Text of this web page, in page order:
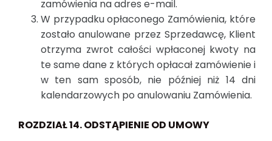
zamówienia na adres e-mail.
W przypadku opłaconego Zamówienia, które
zostało anulowane przez Sprzedawcę, Klient
otrzyma zwrot całości wpłaconej kwoty na
te same dane z których opłacał zamówienie i
w ten sam sposób, nie później niż 14 dni
kalendarzowych po anulowaniu Zamówienia.
ROZDZIAŁ 14. ODSTĄPIENIE OD UMOWY